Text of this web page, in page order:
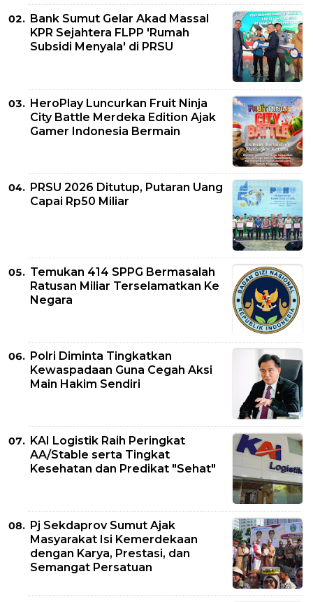
Bank Sumut Gelar Akad Massal
KPR Sejahtera FLPP 'Rumah
Subsidi Menyala' di PRSU
HeroPlay Luncurkan Fruit Ninja
City Battle Merdeka Edition Ajak
Gamer Indonesia Bermain
PRSU 2026 Ditutup, Putaran Uang
Capai Rp50 Miliar
Temukan 414 SPPG Bermasalah
Ratusan Miliar Terselamatkan Ke
Negara
Polri Diminta Tingkatkan
Kewaspadaan Guna Cegah Aksi
Main Hakim Sendiri
KAI Logistik Raih Peringkat
AA/Stable serta Tingkat
Kesehatan dan Predikat "Sehat"
Pj Sekdaprov Sumut Ajak
Masyarakat Isi Kemerdekaan
dengan Karya, Prestasi, dan
Semangat Persatuan